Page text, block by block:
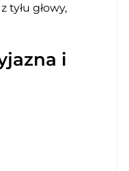
tyłu głowy,
i